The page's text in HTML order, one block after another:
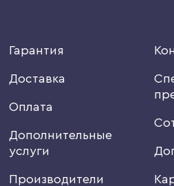
Гарантия
Доставка
Оплата
Дополнительные
услуги
Производители